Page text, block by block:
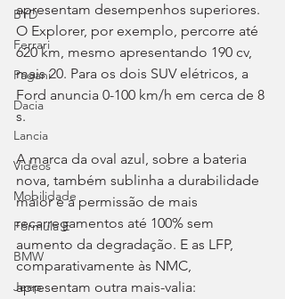
BYD
Ferrari
Pagani
Dacia
Lancia
Videos
Mobilidade
Fórmula E
BMW
Jeep
apresentam desempenhos superiores.
O Explorer, por exemplo, percorre até
620 km, mesmo apresentando 190 cv,
mais 20. Para os dois SUV elétricos, a
Ford anuncia 0-100 km/h em cerca de 8
s.
A marca da oval azul, sobre a bateria
nova, também sublinha a durabilidade
maior e a permissão de mais
recarregamentos até 100% sem
aumento da degradação. E as LFP,
comparativamente às NMC,
apresentam outra mais-valia: